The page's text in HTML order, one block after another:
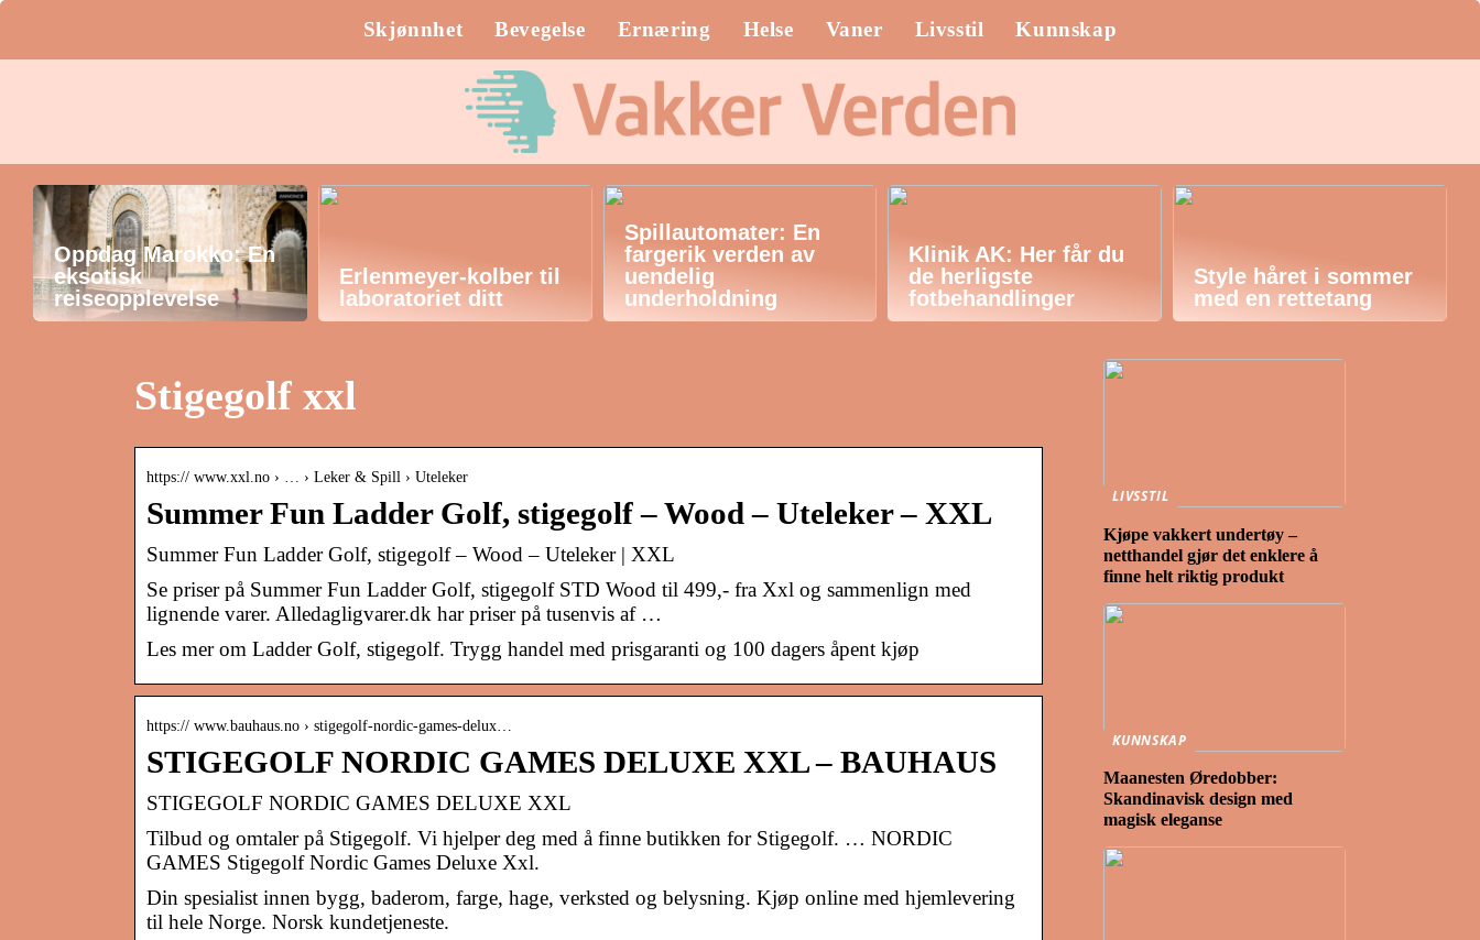
Skjønnhet Bevegelse Ernæring Helse Vaner Livsstil Kunnskap
Oppdag Marokko: En
eksotisk
reiseopplevelse
Erlenmeyer-kolber til
laboratoriet ditt
Spillautomater: En
fargerik verden av
uendelig
underholdning
Klinik AK: Her får du
de herligste
fotbehandlinger
Style håret i sommer
med en rettetang
Stigegolf xxl
https:// www.xxl.no › … › Leker & Spill › Uteleker
Summer Fun Ladder Golf, stigegolf – Wood – Uteleker – XXL
Summer Fun Ladder Golf, stigegolf – Wood – Uteleker | XXL
Se priser på Summer Fun Ladder Golf, stigegolf STD Wood til 499,- fra Xxl og sammenlign med
lignende varer. Alledagligvarer.dk har priser på tusenvis af …
Les mer om Ladder Golf, stigegolf. Trygg handel med prisgaranti og 100 dagers åpent kjøp
https:// www.bauhaus.no › stigegolf-nordic-games-delux…
STIGEGOLF NORDIC GAMES DELUXE XXL – BAUHAUS
STIGEGOLF NORDIC GAMES DELUXE XXL
Tilbud og omtaler på Stigegolf. Vi hjelper deg med å finne butikken for Stigegolf. … NORDIC
GAMES Stigegolf Nordic Games Deluxe Xxl.
Din spesialist innen bygg, baderom, farge, hage, verksted og belysning. Kjøp online med hjemlevering
til hele Norge. Norsk kundetjeneste.
LIVSSTIL
Kjøpe vakkert undertøy –
netthandel gjør det enklere å
finne helt riktig produkt
KUNNSKAP
Maanesten Øredobber:
Skandinavisk design med
magisk eleganse